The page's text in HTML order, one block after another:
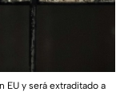
EU y será extraditado a